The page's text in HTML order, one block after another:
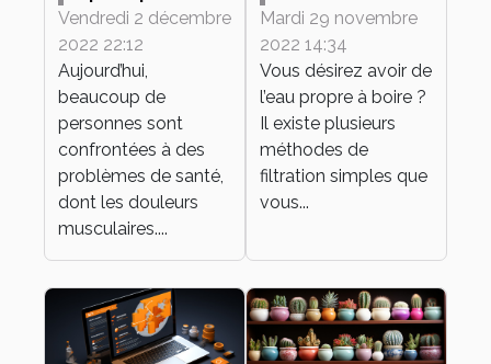
l’utilisation de
l’huile de
CBD ?
Vendredi 2 décembre
2022 22:12
Aujourd’hui,
beaucoup de
personnes sont
confrontées à des
problèmes de santé,
dont les douleurs
musculaires....
méthodes
pour avoir de
l’eau propre ?
Mardi 29 novembre
2022 14:34
Vous désirez avoir de
l’eau propre à boire ?
Il existe plusieurs
méthodes de
filtration simples que
vous...